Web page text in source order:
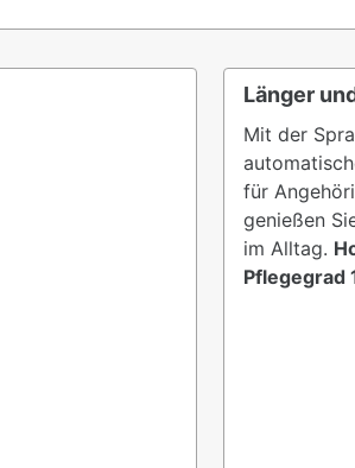
Länger
Mit der
für
genießen
im Alltag.
Pflegegrad